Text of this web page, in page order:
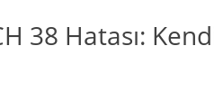
38 Hatası: